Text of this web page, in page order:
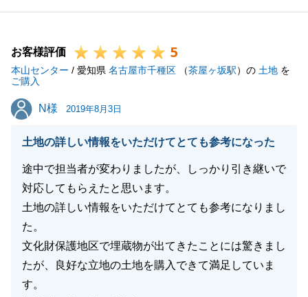
させて頂きました。
ご売却のご事情であったとしても、弊社に任せて良か
ったと思って頂けますよう、今後もよりお客様の立場
に立った対応を心がけていきたいと思います。
閉じる
お客様評価 5
本山センター / 愛知県 名古屋市千種区 （茶屋ヶ坂駅）の 土地 を
ご購入
N様
N様 2019年8月3日
土地の詳しい情報をいただけてとても参考になった
途中で担当者が変わりましたが、しっかり引き継いで
対応してもらえたと思います。
土地の詳しい情報をいただけてとても参考になりまし
た。
文化財保護地区で埋蔵物が出てきたことには驚きまし
たが、良好な立地の土地を購入できて満足していま
す。